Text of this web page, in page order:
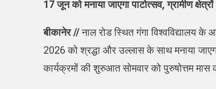
17 जून को मनाया जाएगा पाटोत्सव, ग्रामीण
बीकानेर //नाल रोड स्थित गंगा विश्वविद्यालय
2026 को श्रद्धा और उल्लास के साथ मनाया
कार्यक्रमों की शुरुआत सोमवार को पुरुषोत्तम मास